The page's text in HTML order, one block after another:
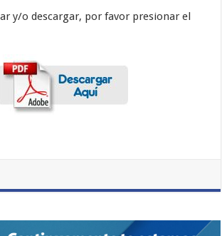
y/o descargar, por favor presionar el